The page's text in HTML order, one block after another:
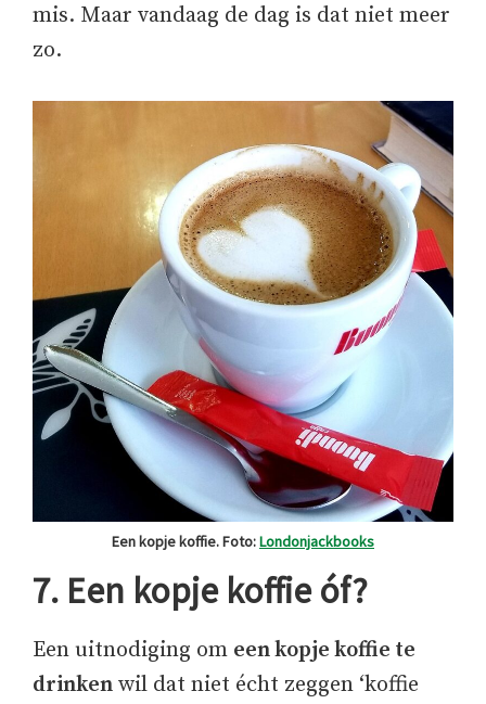
mis. Maar vandaag de dag is dat niet meer
zo.
Een kopje koffie. Foto:Londonjackbooks
7. Een kopje koffie óf?
Een uitnodiging om een kopje koffie te
drinken wil dat niet écht zeggen ‘koffie